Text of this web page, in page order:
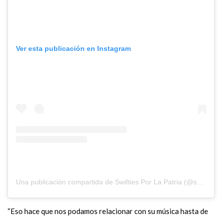
Ver esta publicación en Instagram
“Eso hace que nos podamos relacionar con su música hasta de